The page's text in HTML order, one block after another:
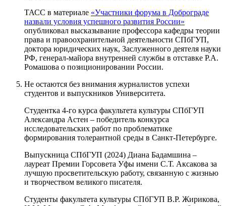
ТАСС в материале «Участники форума в Доброграде
назвали условия успешного развития России»
опубликовал высказывание профессора кафедры теории
права и правоохранительной деятельности СПбГУП,
доктора юридических наук, Заслуженного деятеля науки
РФ, генерал-майора внутренней службы в отставке Р.А.
Ромашова о позиционировании России.
Не остаются без внимания журналистов успехи
студентов и выпускников Университета.
Студентка 4-го курса факультета культуры СПбГУП
Александра Астен – победитель конкурса
исследовательских работ по проблематике
формирования толерантной среды в Санкт-Петербурге.
Выпускница СПбГУП (2024) Диана Бадамшина –
лауреат Премии Горсовета Уфы имени С.Т. Аксакова за
лучшую просветительскую работу, связанную с жизнью
и творчеством великого писателя.
Студенты факультета культуры СПбГУП В.Р. Жирикова,